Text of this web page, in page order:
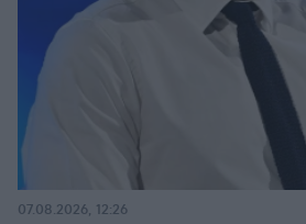
07.08.2026, 12:26